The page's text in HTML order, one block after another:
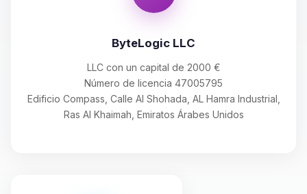
ByteLogic LLC
LLC con un capital de 2000 €
Número de licencia 47005795
Edificio Compass, Calle Al Shohada, AL Hamra Industrial,
Ras Al Khaimah, Emiratos Árabes Unidos